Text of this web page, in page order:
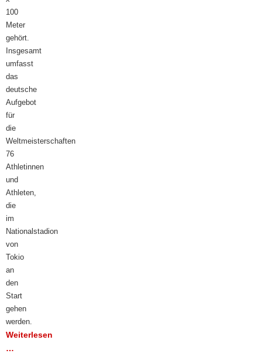
100
Meter
gehört.
Insgesamt
umfasst
das
deutsche
Aufgebot
für
die
Weltmeisterschaften
76
Athletinnen
und
Athleten,
die
im
Nationalstadion
von
Tokio
an
den
Start
gehen
werden.
Weiterlesen
…